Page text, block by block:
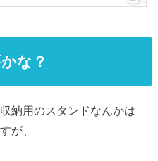
な？
納用のスタンドなんかは
が、